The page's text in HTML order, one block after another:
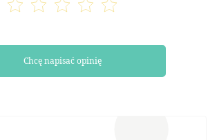
Chcę napisać opinię